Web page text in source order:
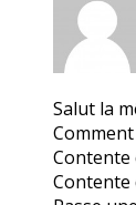
Salut la
Contente
Contente